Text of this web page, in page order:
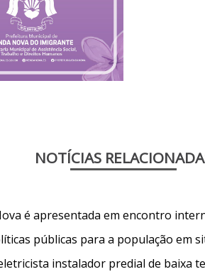
NOTÍCIAS
é apresentada em encontro
públicas para a população em
instalador predial de baixa